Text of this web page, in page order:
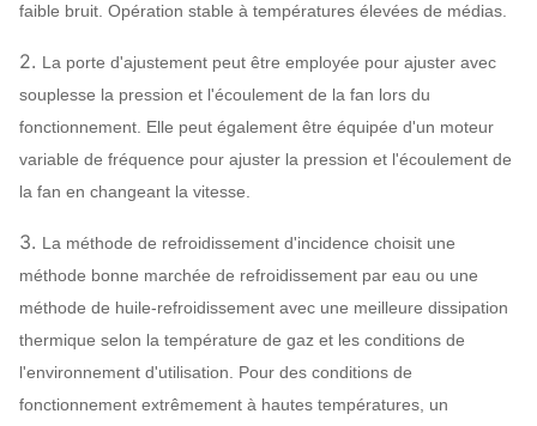
Lubrification
de bain
Moteur
SIEMENS,
WEG,
TECO,
SIMO,
marque
chinoise…
faible bruit. Opération stable à températures élevées de médias.
2. La porte d'ajustement peut être employée pour ajuster avec
souplesse la pression et l'écoulement de la fan lors du
fonctionnement. Elle peut également être équipée d'un moteur
variable de fréquence pour ajuster la pression et l'écoulement de
la fan en changeant la vitesse.
3. La méthode de refroidissement d'incidence choisit une
méthode bonne marchée de refroidissement par eau ou une
méthode de huile-refroidissement avec une meilleure dissipation
thermique selon la température de gaz et les conditions de
l'environnement d'utilisation. Pour des conditions de
fonctionnement extrêmement à hautes températures, un